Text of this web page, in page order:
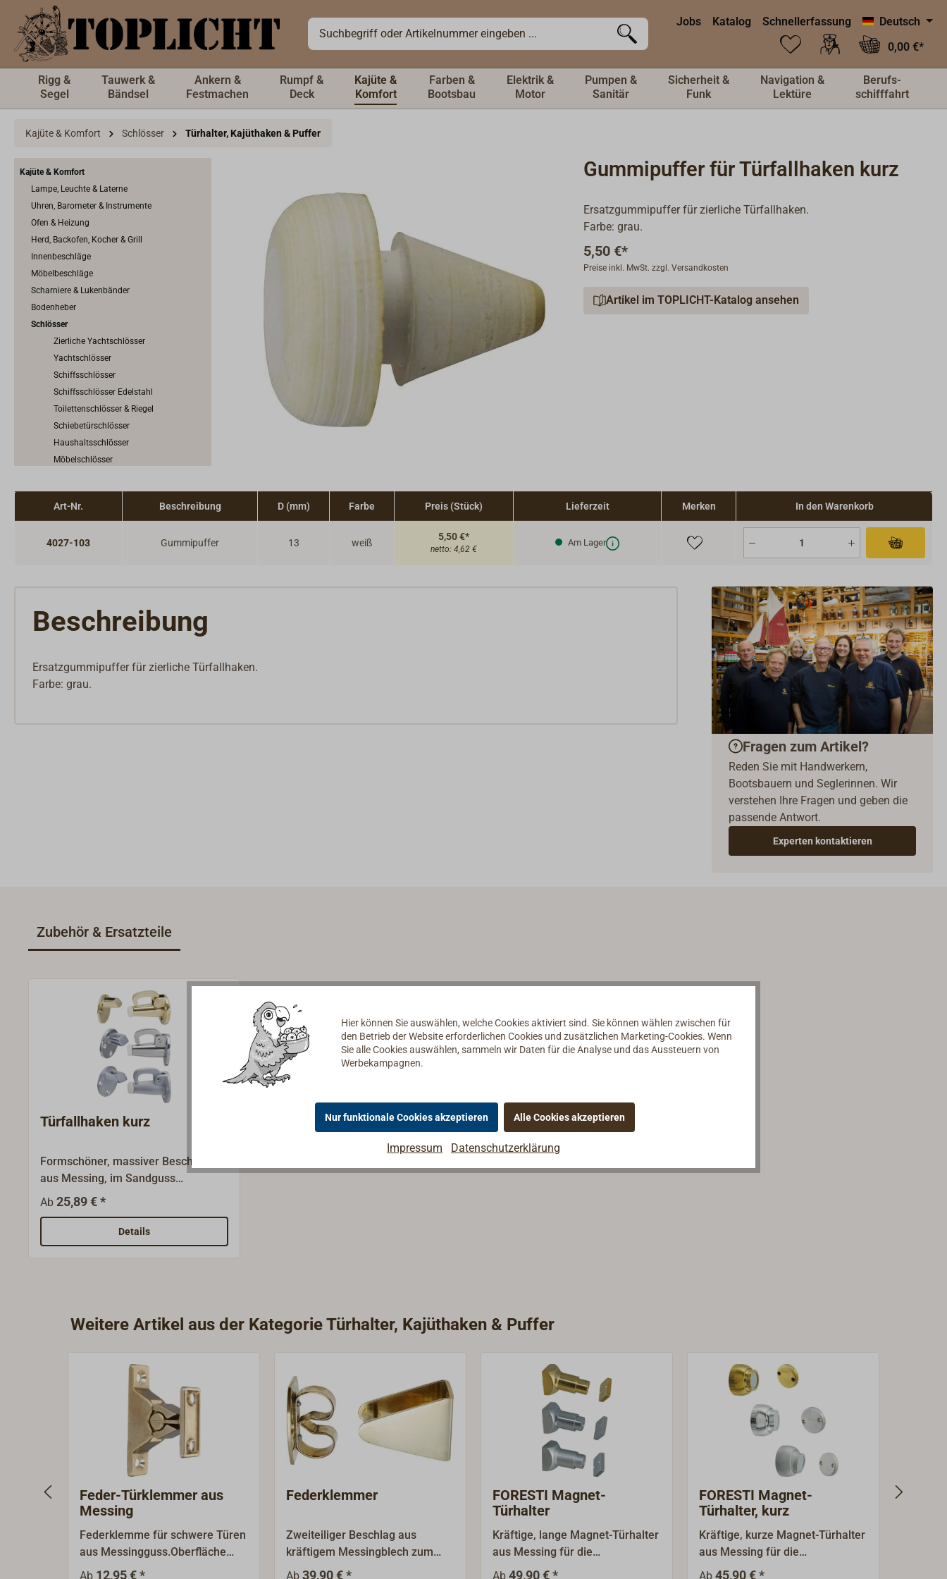
springen Jobs Katalog Schnellerfassung
Deutsch
0,00 €*
Rigg &
Segel
Tauwerk &
Bändsel
Ankern &
Festmachen
Rumpf &
Deck
Kajüte &
Komfort
Farben &
Bootsbau
Elektrik &
Motor
Pumpen &
Sanitär
Sicherheit &
Funk
Navigation &
Lektüre
Berufs-
schifffahrt
Kajüte & Komfort Schlösser Türhalter, Kajüthaken & Puffer
Kajüte & Komfort
Lampe, Leuchte & Laterne
Uhren, Barometer & Instrumente
Ofen & Heizung
Herd, Backofen, Kocher & Grill
Innenbeschläge
Möbelbeschläge
Scharniere & Lukenbänder
Bodenheber
Schlösser
Zierliche Yachtschlösser
Yachtschlösser
Schiffsschlösser
Schiffsschlösser Edelstahl
Toilettenschlösser & Riegel
Schiebetürschlösser
Haushaltsschlösser
Möbelschlösser
Profilzylinder
Schlüsselrohlinge & Zubehör
Vorhängeschlösser
Gummipuffer für Türfallhaken kurz
Ersatzgummipuffer für zierliche Türfallhaken.
Farbe: grau.
5,50 €*
Preise inkl. MwSt. zzgl. Versandkosten
Artikel im TOPLICHT-Katalog ansehen
Art-Nr. Beschreibung D (mm) Farbe Preis (Stück) Lieferzeit Merken In den Warenkorb
4027-103 Gummipuffer 13 weiß
5,50 €*
netto: 4,62 €
Am Lager
Beschreibung
Ersatzgummipuffer für zierliche Türfallhaken.
Farbe: grau.
Fragen zum Artikel?
Reden Sie mit Handwerkern,
Bootsbauern und Seglerinnen. Wir
verstehen Ihre Fragen und geben die
passende Antwort.
Experten kontaktieren
Zubehör & Ersatzteile
Türfallhaken kurz
Formschöner, massiver Beschlag
aus Messing, im Sandguss
hergestellt.Oberflächen Messing
poliert, verchromt oder
mattchrom.Ersatzgummis sind
lieferbar.
Ab 25,89 € *
Details
Weitere Artikel aus der Kategorie Türhalter, Kajüthaken & Puffer
Feder-Türklemmer aus
Messing
Federklemme für schwere Türen
aus Messingguss.Oberfläche
gerollt oder verchromt.
Ab 12,95 € *
Federklemmer
Zweiteiliger Beschlag aus
kräftigem Messingblech zum
Feststellen von schweren
Ab 39,90 € *
FORESTI Magnet-
Türhalter
Kräftige, lange Magnet-Türhalter
aus Messing für die
Wandmontage mit eckiger
Ab 49,90 € *
FORESTI Magnet-
Türhalter, kurz
Kräftige, kurze Magnet-Türhalter
aus Messing für die
Wandmontage. Der Wandhalter
Ab 45,90 € *
Hier können Sie auswählen, welche Cookies aktiviert sind. Sie können wählen zwischen für
den Betrieb der Website erforderlichen Cookies und zusätzlichen Marketing-Cookies. Wenn
Sie alle Cookies auswählen, sammeln wir Daten für die Analyse und das Aussteuern von
Werbekampagnen.
Nur funktionale Cookies akzeptieren Alle Cookies akzeptieren
Impressum Datenschutzerklärung